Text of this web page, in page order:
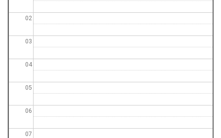
navegación
02
03
04
05
06
07